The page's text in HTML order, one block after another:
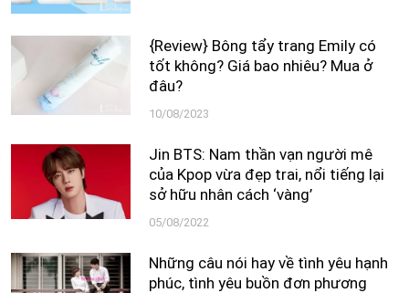
{Review} Bông tẩy trang Emily có
tốt không? Giá bao nhiêu? Mua ở
đâu?
10/08/2023
Jin BTS: Nam thần vạn người mê
của Kpop vừa đẹp trai, nổi tiếng lại
sở hữu nhân cách ‘vàng’
05/08/2022
Những câu nói hay về tình yêu hạnh
phúc, tình yêu buồn đơn phương